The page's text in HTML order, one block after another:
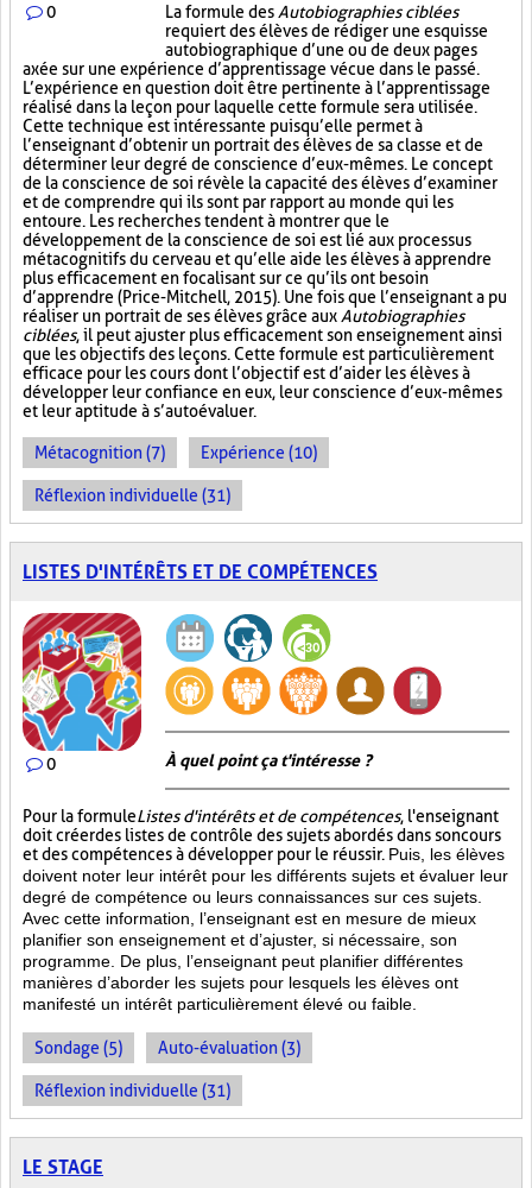
0 La formule des Autobiographies ciblées
requiert des élèves de rédiger une esquisse
autobiographique d’une ou de deux pages
axée sur une expérience d’apprentissage vécue dans le passé.
L’expérience en question doit être pertinente à l’apprentissage
réalisé dans la leçon pour laquelle cette formule sera utilisée.
Cette technique est intéressante puisqu’elle permet à
l’enseignant d’obtenir un portrait des élèves de sa classe et de
déterminer leur degré de conscience d’eux-mêmes. Le concept
de la conscience de soi révèle la capacité des élèves d’examiner
et de comprendre qui ils sont par rapport au monde qui les
entoure. Les recherches tendent à montrer que le
développement de la conscience de soi est lié aux processus
métacognitifs du cerveau et qu’elle aide les élèves à apprendre
plus efficacement en focalisant sur ce qu’ils ont besoin
d’apprendre (Price-Mitchell, 2015). Une fois que l’enseignant a pu
réaliser un portrait de ses élèves grâce aux Autobiographies
ciblées, il peut ajuster plus efficacement son enseignement ainsi
que les objectifs des leçons. Cette formule est particulièrement
efficace pour les cours dont l’objectif est d’aider les élèves à
développer leur confiance en eux, leur conscience d’eux-mêmes
et leur aptitude à s’autoévaluer.
Métacognition (7) Expérience (10)
Réflexion individuelle (31)
LISTES D'INTÉRÊTS ET DE COMPÉTENCES
0 À quel point ça t'intéresse ?
Pour la formuleListes d'intérêts et de compétences, l'enseignant
doit créer des listes de contrôle des sujets abordés dans son cours
et des compétences à développer pour le réussir. Puis, les élèves
doivent noter leur intérêt pour les différents sujets et évaluer leur
degré de compétence ou leurs connaissances sur ces sujets.
Avec cette information, l’enseignant est en mesure de mieux
planifier son enseignement et d’ajuster, si nécessaire, son
programme. De plus, l’enseignant peut planifier différentes
manières d’aborder les sujets pour lesquels les élèves ont
manifesté un intérêt particulièrement élevé ou faible.
Sondage (5) Auto-évaluation (3)
Réflexion individuelle (31)
LE STAGE